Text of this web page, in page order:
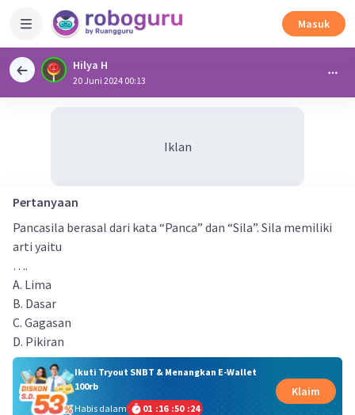
Masuk
Hilya H
20 Juni 2024 00:13
Iklan
Pertanyaan
Pancasila berasal dari kata “Panca” dan “Sila”. Sila memiliki
arti yaitu
….
A. Lima
B. Dasar
C. Gagasan
D. Pikiran
Ikuti Tryout SNBT & Menangkan E-Wallet
100rb
Habis dalam
01 :16 :50 :23
Klaim